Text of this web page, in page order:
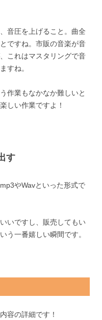
音圧を上げること。曲全
ですね。市販の音楽が音
これはマスタリングで音
すね。
作業もなかなか難しいと
しい作業ですよ！
す
やWavといった形式で
いですし、販売してもい
う一番嬉しい瞬間です。
容の詳細です！